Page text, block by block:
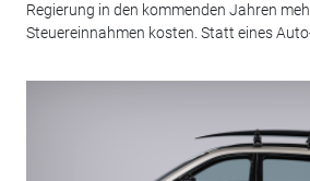
Regierung in den kommenden Jahren
Steuereinnahmen kosten. Statt eines